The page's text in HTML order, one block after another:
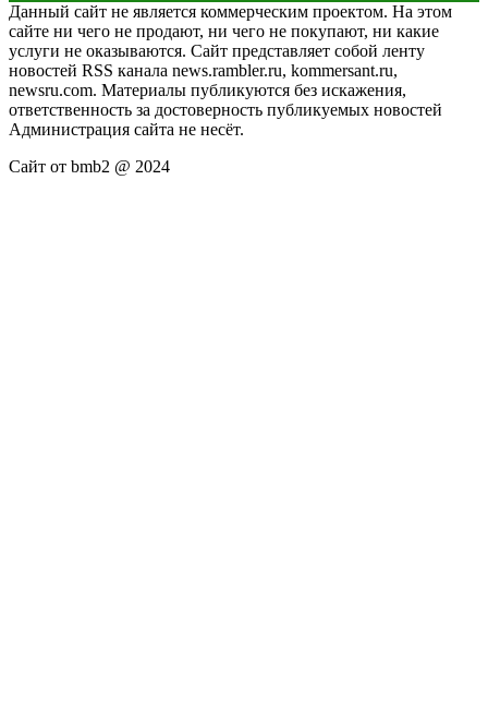
Данный сайт не является коммерческим проектом. На этом
сайте ни чего не продают, ни чего не покупают, ни какие
услуги не оказываются. Сайт представляет собой ленту
новостей RSS канала news.rambler.ru, kommersant.ru,
newsru.com. Материалы публикуются без искажения,
ответственность за достоверность публикуемых новостей
Администрация сайта не несёт.
Сайт от bmb2 @ 2024